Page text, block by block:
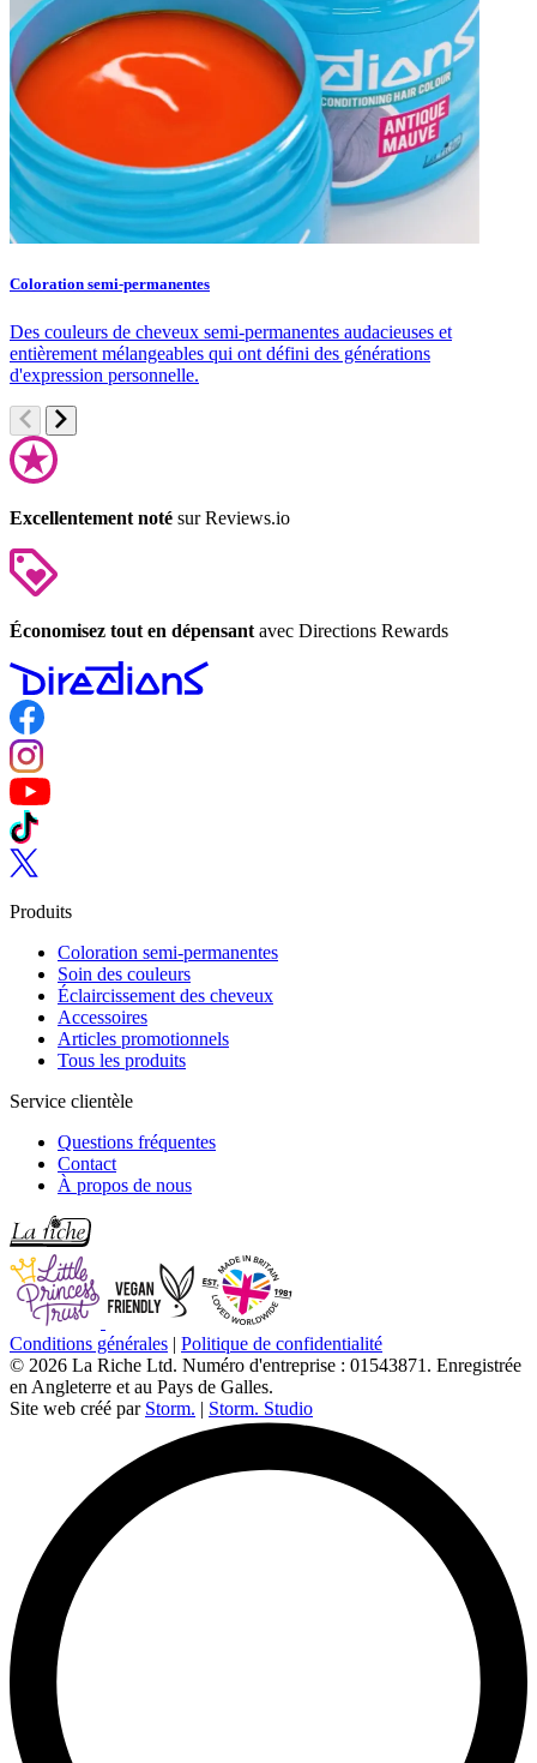
Coloration semi-permanentes
Des couleurs de cheveux semi-permanentes audacieuses et
entièrement mélangeables qui ont défini des générations
d'expression personnelle.
Excellentement noté sur Reviews.io
Économisez tout en dépensant avec Directions Rewards
Follow us on Facebook
Follow us on Instagram
Follow us on YouTube
Follow us on TikTok
Follow us on Twitter
Produits
Coloration semi-permanentes
Soin des couleurs
Éclaircissement des cheveux
Accessoires
Articles promotionnels
Tous les produits
Service clientèle
Questions fréquentes
Contact
À propos de nous
Conditions générales | Politique de confidentialité
© 2026 La Riche Ltd. Numéro d'entreprise : 01543871. Enregistrée
en Angleterre et au Pays de Galles.
Site web créé par Storm. | Storm. Studio